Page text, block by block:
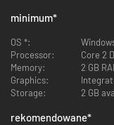
skrywaną mroczną
Podczas pobytu w
Poznasz swoje
Opanujesz protokół
minimum*
OS *:
Processor:
Core 2
Memory:
2 GB
Graphics:
Storage:
2 GB
rekomendowane*